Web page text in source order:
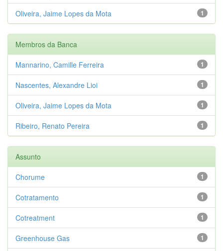
1
Oliveira, Jaime Lopes da Mota
Membros da Banca
1
Mannarino, Camille Ferreira
1
Nascentes, Alexandre Lioi
1
Oliveira, Jaime Lopes da Mota
1
Ribeiro, Renato Pereira
Assunto
1
Chorume
1
Cotratamento
1
Cotreatment
1
Greenhouse Gas